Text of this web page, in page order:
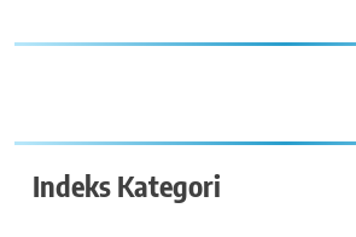
Indeks Kategori